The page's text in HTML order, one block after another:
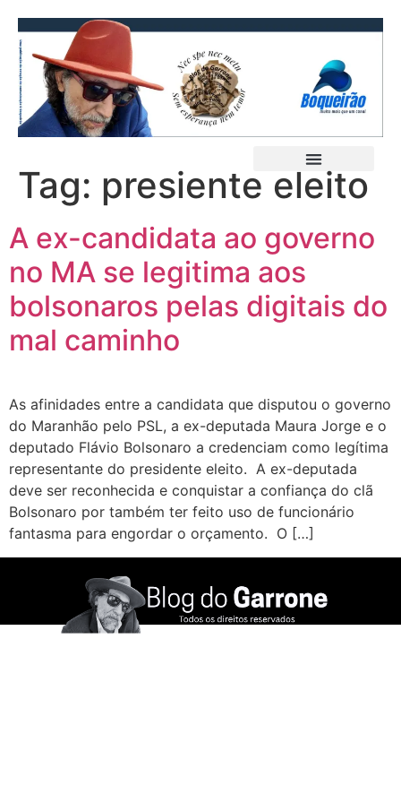
Tag: presiente eleito
A ex-candidata ao governo
no MA se legitima aos
bolsonaros pelas digitais do
mal caminho
As afinidades entre a candidata que disputou o governo
do Maranhão pelo PSL, a ex-deputada Maura Jorge e o
deputado Flávio Bolsonaro a credenciam como legítima
representante do presidente eleito. A ex-deputada
deve ser reconhecida e conquistar a confiança do clã
Bolsonaro por também ter feito uso de funcionário
fantasma para engordar o orçamento. O […]